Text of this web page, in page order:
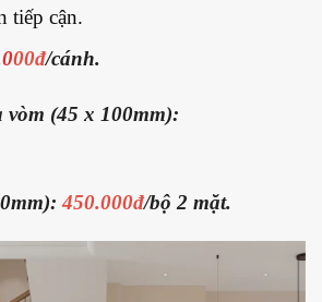
tiếp cận.
000đ/cánh.
(45 x 100mm):
450.000đ/bộ 2 mặt.